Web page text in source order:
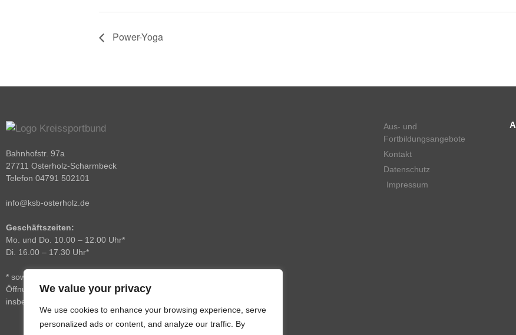
We value your privacy
We use cookies to enhance your browsing experience, serve
personalized ads or content, and analyze our traffic. By
Power-Yoga
Bahnhofstr. 97a
27711 Osterholz-Scharmbeck
Telefon 04791 502101
info@ksb-osterholz.de
Geschäftszeiten:
Mo. und Do. 10.00 – 12.00 Uhr*
Di. 16.00 – 17.30 Uhr*
* sowie nach Vereinbarung. Über die
Öffnungszeiten hinaus sind wir
insbesondere per E-Mail zu erreichen.
Aus- und
Fortbildungsangebote
Kontakt
Datenschutz
Impressum